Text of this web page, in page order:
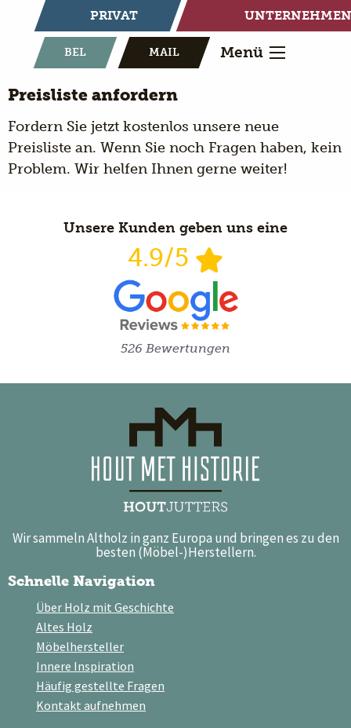
PRIVAT UNTERNEHMEN
BEL MAIL Menü
Preisliste anfordern
Fordern Sie jetzt kostenlos unsere neue
Preisliste an. Wenn Sie noch Fragen haben, kein
Problem. Wir helfen Ihnen gerne weiter!
Unsere Kunden geben uns eine
4.9/5
526 Bewertungen
Wir sammeln Altholz in ganz Europa und bringen es zu den
besten (Möbel-)Herstellern.
Schnelle Navigation
Über Holz mit Geschichte
Altes Holz
Möbelhersteller
Innere Inspiration
Häufig gestellte Fragen
Kontakt aufnehmen